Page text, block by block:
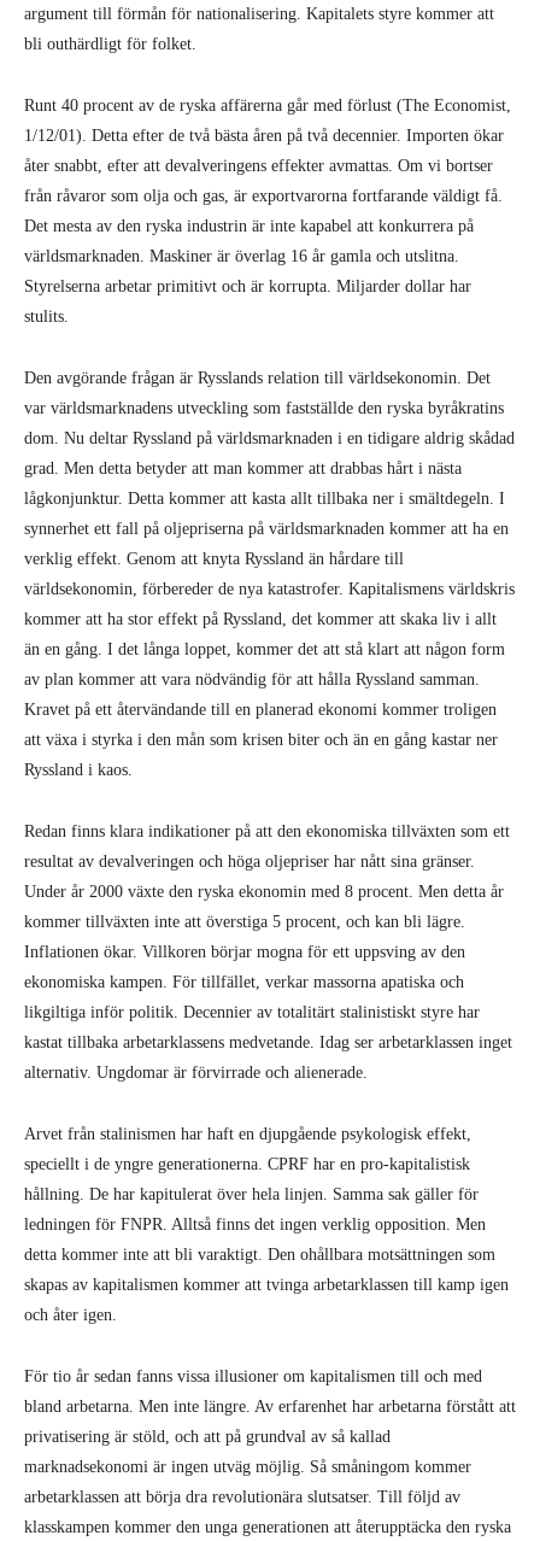
argument till förmån för nationalisering. Kapitalets styre kommer att
bli outhärdligt för folket.
Runt 40 procent av de ryska affärerna går med förlust (The Economist,
1/12/01). Detta efter de två bästa åren på två decennier. Importen ökar
åter snabbt, efter att devalveringens effekter avmattas. Om vi bortser
från råvaror som olja och gas, är exportvarorna fortfarande väldigt få.
Det mesta av den ryska industrin är inte kapabel att konkurrera på
världsmarknaden. Maskiner är överlag 16 år gamla och utslitna.
Styrelserna arbetar primitivt och är korrupta. Miljarder dollar har
stulits.
Den avgörande frågan är Rysslands relation till världsekonomin. Det
var världsmarknadens utveckling som fastställde den ryska byråkratins
dom. Nu deltar Ryssland på världsmarknaden i en tidigare aldrig skådad
grad. Men detta betyder att man kommer att drabbas hårt i nästa
lågkonjunktur. Detta kommer att kasta allt tillbaka ner i smältdegeln. I
synnerhet ett fall på oljepriserna på världsmarknaden kommer att ha en
verklig effekt. Genom att knyta Ryssland än hårdare till
världsekonomin, förbereder de nya katastrofer. Kapitalismens världskris
kommer att ha stor effekt på Ryssland, det kommer att skaka liv i allt
än en gång. I det långa loppet, kommer det att stå klart att någon form
av plan kommer att vara nödvändig för att hålla Ryssland samman.
Kravet på ett återvändande till en planerad ekonomi kommer troligen
att växa i styrka i den mån som krisen biter och än en gång kastar ner
Ryssland i kaos.
Redan finns klara indikationer på att den ekonomiska tillväxten som ett
resultat av devalveringen och höga oljepriser har nått sina gränser.
Under år 2000 växte den ryska ekonomin med 8 procent. Men detta år
kommer tillväxten inte att överstiga 5 procent, och kan bli lägre.
Inflationen ökar. Villkoren börjar mogna för ett uppsving av den
ekonomiska kampen. För tillfället, verkar massorna apatiska och
likgiltiga inför politik. Decennier av totalitärt stalinistiskt styre har
kastat tillbaka arbetarklassens medvetande. Idag ser arbetarklassen inget
alternativ. Ungdomar är förvirrade och alienerade.
Arvet från stalinismen har haft en djupgående psykologisk effekt,
speciellt i de yngre generationerna. CPRF har en pro-kapitalistisk
hållning. De har kapitulerat över hela linjen. Samma sak gäller för
ledningen för FNPR. Alltså finns det ingen verklig opposition. Men
detta kommer inte att bli varaktigt. Den ohållbara motsättningen som
skapas av kapitalismen kommer att tvinga arbetarklassen till kamp igen
och åter igen.
För tio år sedan fanns vissa illusioner om kapitalismen till och med
bland arbetarna. Men inte längre. Av erfarenhet har arbetarna förstått att
privatisering är stöld, och att på grundval av så kallad
marknadsekonomi är ingen utväg möjlig. Så småningom kommer
arbetarklassen att börja dra revolutionära slutsatser. Till följd av
klasskampen kommer den unga generationen att återupptäcka den ryska